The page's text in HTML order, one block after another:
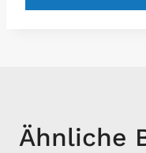
Ähnliche